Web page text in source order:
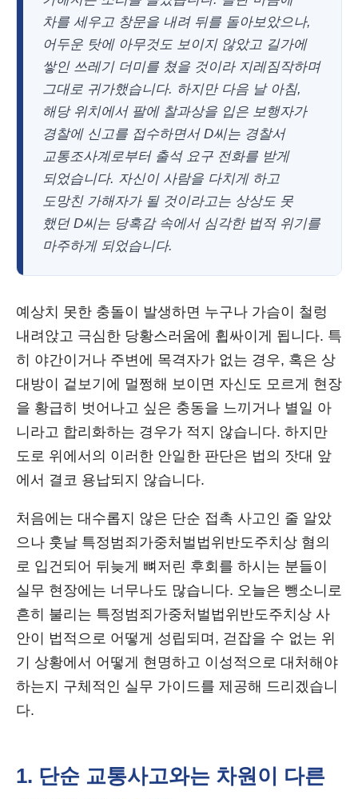
차를 세우고 창문을 내려 뒤를 돌아보았으나,
어두운 탓에 아무것도 보이지 않았고 길가에
쌓인 쓰레기 더미를 쳤을 것이라 지레짐작하며
그대로 귀가했습니다. 하지만 다음 날 아침,
해당 위치에서 팔에 찰과상을 입은 보행자가
경찰에 신고를 접수하면서 D씨는 경찰서
교통조사계로부터 출석 요구 전화를 받게
되었습니다. 자신이 사람을 다치게 하고
도망친 가해자가 될 것이라고는 상상도 못
했던 D씨는 당혹감 속에서 심각한 법적 위기를
마주하게 되었습니다.
예상치 못한 충돌이 발생하면 누구나 가슴이 철렁
내려앉고 극심한 당황스러움에 휩싸이게 됩니다. 특
히 야간이거나 주변에 목격자가 없는 경우, 혹은 상
대방이 겉보기에 멀쩡해 보이면 자신도 모르게 현장
을 황급히 벗어나고 싶은 충동을 느끼거나 별일 아
니라고 합리화하는 경우가 적지 않습니다. 하지만
도로 위에서의 이러한 안일한 판단은 법의 잣대 앞
에서 결코 용납되지 않습니다.
처음에는 대수롭지 않은 단순 접촉 사고인 줄 알았
으나 훗날 특정범죄가중처벌법위반도주치상 혐의
로 입건되어 뒤늦게 뼈저린 후회를 하시는 분들이
실무 현장에는 너무나도 많습니다. 오늘은 뺑소니로
흔히 불리는 특정범죄가중처벌법위반도주치상 사
안이 법적으로 어떻게 성립되며, 걷잡을 수 없는 위
기 상황에서 어떻게 현명하고 이성적으로 대처해야
하는지 구체적인 실무 가이드를 제공해 드리겠습니
다.
1. 단순 교통사고와는 차원이 다른